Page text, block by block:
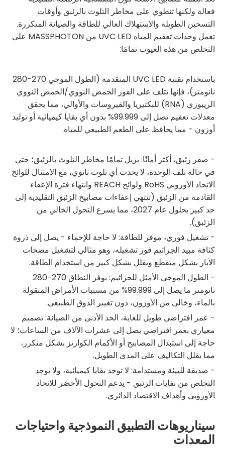
فعالة ولكنها تنطوي على مخاطر التلوث بالزئبق وأوقات
التسخين الطويلة والاستهلاك العالي للطاقة والصيانة المتكررة.
تعمل وحدات تعقيم المياه UVC LED من MASSPHOTON على
التخلص من هذه العيوب تمامًا:
باستخدام تقنية UVC LED المتقدمة (الطول الموجي 270-280
نانومتر)، فإنها تتلف على الفور الحمض النووي/الحمض النووي
الريبوزي (RNA) للبكتيريا والفيروسات والأوالي، مما يحقق
معدلات تعقيم تصل إلى 99.999% بدون أي بقايا كيميائية أو توليد
أوزون - مما يحافظ على الطعم الطبيعي للمياه.
- صفر زئبق، أكثر أمانًا: يزيل تمامًا مخاطر التلوث بالزئبق؛ حتى
في حالة تلف الوحدة، لا يحدث أي تلوث ثانوي، مع الامتثال للوائح
الاتحاد الأوروبي RoHS ولوائح REACH وانتهاء فترة الإعفاء
القادمة من الزئبق (تنتهي إعفاءات مصابيح الزئبق التقليدية إلى
حد كبير بحلول عام 2027، مما يسرع التحول الخالي من
الزئبق).
- تشغيل فوري، موفر للطاقة: لا حاجة للإحماء - يصل إلى ذروة
كثافة مبيد الجراثيم فور تشغيله، وهو مثالي لتشغيل مضخات
الآبار بشكل متقطع ويقلل بشكل كبير من استخدام الطاقة.
- الطول الموجي الأمثل للجراثيم: يوفر النطاق 270-280
نانومتر ما يصل إلى 99.999% من مسببات الأمراض المنقولة
بالماء، وخالي من الأوزون، دون تغيير الذوق الطبيعي.
- عمر افتراضي طويل للغاية، الحد الأدنى من الصيانة: تصميم
معياري بعمر افتراضي يصل إلى عشرات الآلاف من الساعات؛ لا
حاجة إلى استبدال المصابيح أو الأكمام الكوارتز بشكل متكرر،
مما يقلل التكاليف على المدى الطويل.
- صديقة للبيئة ومستدامة: لا توجد بقايا كيميائية، ولا يوجد
التخلص من نفايات الزئبق - يدعم التحول الأخضر للاتحاد
الأوروبي وأهداف الاقتصاد الدائري.
سيناريوهات التطبيق النموذجية واحتياجات
المعدات